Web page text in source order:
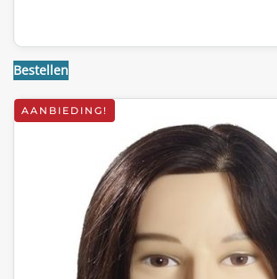
Bestellen
AANBIEDING!